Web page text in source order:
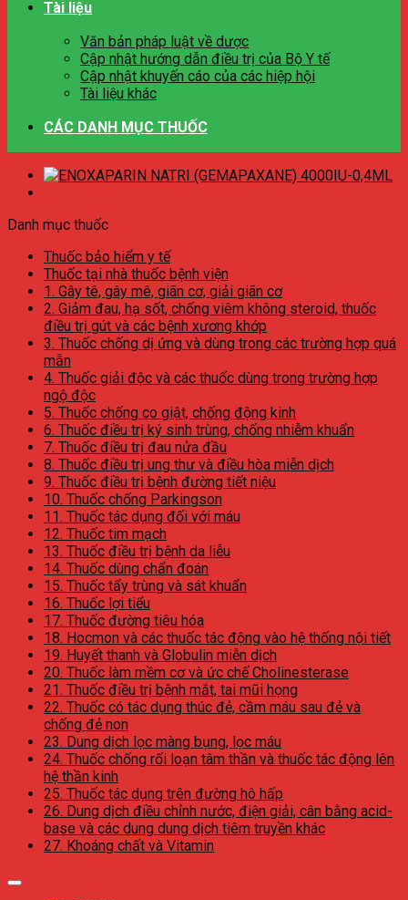
Tài liệu
Văn bản pháp luật về dược
Cập nhật hướng dẫn điều trị của Bộ Y tế
Cập nhật khuyến cáo của các hiệp hội
Tài liệu khác
CÁC DANH MỤC THUỐC
Danh mục thuốc
Thuốc bảo hiểm y tế
Thuốc tại nhà thuốc bệnh viện
1. Gây tê, gây mê, giãn cơ, giải giãn cơ
2. Giảm đau, hạ sốt, chống viêm không steroid, thuốc
điều trị gút và các bệnh xương khớp
3. Thuốc chống dị ứng và dùng trong các trường hợp quá
mẫn
4. Thuốc giải độc và các thuốc dùng trong trường hợp
ngộ độc
5. Thuốc chống co giật, chống động kinh
6. Thuốc điều trị ký sinh trùng, chống nhiễm khuẩn
7. Thuốc điều trị đau nửa đầu
8. Thuốc điều trị ung thư và điều hòa miễn dịch
9. Thuốc điều trị bệnh đường tiết niệu
10. Thuốc chống Parkingson
11. Thuốc tác dụng đối với máu
12. Thuốc tim mạch
13. Thuốc điều trị bệnh da liễu
14. Thuốc dùng chẩn đoán
15. Thuốc tẩy trùng và sát khuẩn
16. Thuốc lợi tiểu
17. Thuốc đường tiêu hóa
18. Hocmon và các thuốc tác động vào hệ thống nội tiết
19. Huyết thanh và Globulin miễn dịch
20. Thuốc làm mềm cơ và ức chế Cholinesterase
21. Thuốc điều trị bệnh mắt, tai mũi họng
22. Thuốc có tác dụng thúc đẻ, cầm máu sau đẻ và
chống đẻ non
23. Dung dịch lọc màng bụng, lọc máu
24. Thuốc chống rối loạn tâm thần và thuốc tác động lên
hệ thần kinh
25. Thuốc tác dụng trên đường hô hấp
26. Dung dịch điều chỉnh nước, điện giải, cân bằng acid-
base và các dung dung dịch tiêm truyền khác
27. Khoáng chất và Vitamin